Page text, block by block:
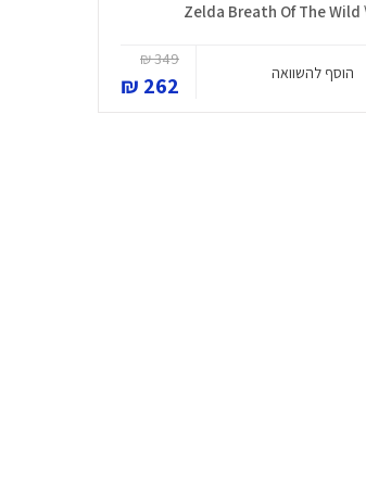
Zelda Breath Of The Wild
הוסף להשוואה
349 ₪
262 ₪